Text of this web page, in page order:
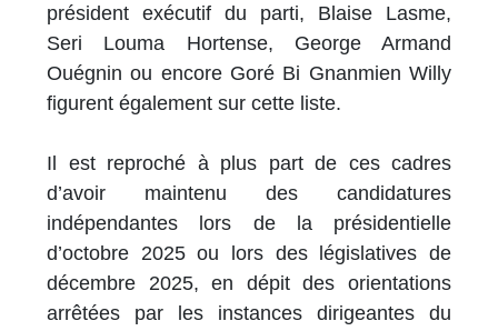
président exécutif du parti, Blaise Lasme,
Seri Louma Hortense, George Armand
Ouégnin ou encore Goré Bi Gnanmien Willy
figurent également sur cette liste.
Il est reproché à plus part de ces cadres
d’avoir maintenu des candidatures
indépendantes lors de la présidentielle
d’octobre 2025 ou lors des législatives de
décembre 2025, en dépit des orientations
arrêtées par les instances dirigeantes du